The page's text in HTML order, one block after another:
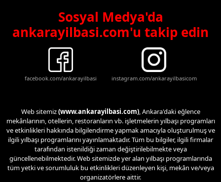
Sosyal Medya'da
ankarayilbasi.com'u takip edin
facebook.com/ankarayilbasi instagram.com/ankarayilbasicom
Web sitemiz(www.ankarayilbasi.com), Ankara'daki eğlence
mekânlarının, otellerin, restoranların vb. işletmelerin yılbaşı programları
ve etkinlikleri hakkında bilgilendirme yapmak amacıyla oluşturulmuş ve
ilgili yılbaşı programlarını yayınlamaktadır. Tüm bu bilgiler, ilgili firmalar
tarafından istenildiği zaman değiştirilebilmekte veya
güncellenebilmektedir. Web sitemizde yer alan yılbaşı programlarında
tüm yetki ve sorumluluk bu etkinlikleri düzenleyen kişi, mekân ve/veya
organizatörlere aittir.